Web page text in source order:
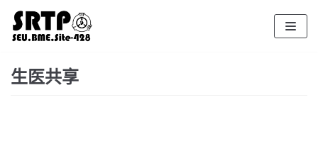
跳
至
文
生医共享